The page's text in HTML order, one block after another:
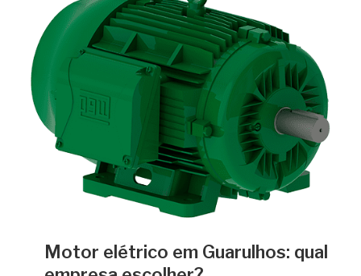
Motor elétrico em Guarulhos: qual